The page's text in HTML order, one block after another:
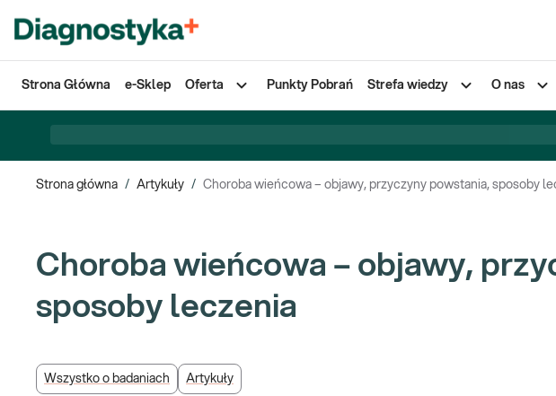
Strona Główna e-Sklep Oferta Punkty Pobrań Strefa wiedzy O nas
Strona główna / Artykuły / Choroba wieńcowa – objawy, przyczyny powstania, sposoby
Choroba wieńcowa – objawy,
sposoby leczenia
Wszystko o badaniach Artykuły